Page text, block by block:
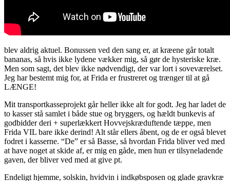
blev aldrig aktuel. Bonussen ved den sang er, at kræene går totalt
bananas, så hvis ikke lydene vækker mig, så gør de hysteriske kræ.
Men som sagt, det blev ikke nødvendigt, der var lort i soveværelset.
Jeg har bestemt mig for, at Frida er frustreret og trænger til at gå
LÆNGE!
Mit transportkasseprojekt går heller ikke alt for godt. Jeg har ladet de
to kasser stå samlet i både stue og bryggers, og hældt bunkevis af
godbidder deri + superlækkert Hovvejskræduftende tæppe, men
Frida VIL bare ikke derind! Alt står ellers åbent, og de er også blevet
fodret i kasserne. “De” er så Basse, så hvordan Frida bliver ved med
at have noget at skide af, er mig en gåde, men hun er tilsyneladende
gaven, der bliver ved med at give pt.
Endeligt hjemme, solskin, hvidvin i indkøbsposen og glade gravkræ